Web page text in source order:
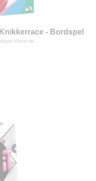
- Bordspel
Word de…